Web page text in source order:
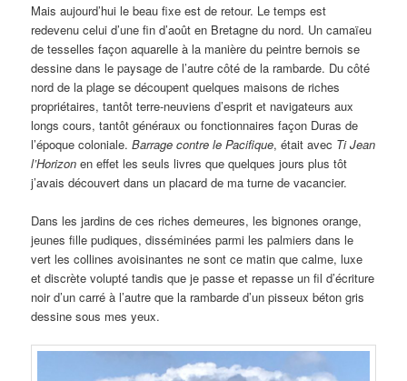
Mais aujourd’hui le beau fixe est de retour. Le temps est
redevenu celui d’une fin d’août en Bretagne du nord. Un camaïeu
de tesselles façon aquarelle à la manière du peintre bernois se
dessine dans le paysage de l’autre côté de la rambarde. Du côté
nord de la plage se découpent quelques maisons de riches
propriétaires, tantôt terre-neuviens d’esprit et navigateurs aux
longs cours, tantôt généraux ou fonctionnaires façon Duras de
l’époque coloniale.Barrage contre le Pacifique, était avec Ti Jean
l’Horizon en effet les seuls livres que quelques jours plus tôt
j’avais découvert dans un placard de ma turne de vacancier.
Dans les jardins de ces riches demeures, les bignones orange,
jeunes fille pudiques, disséminées parmi les palmiers dans le
vert les collines avoisinantes ne sont ce matin que calme, luxe
et discrète volupté tandis que je passe et repasse un fil d’écriture
noir d’un carré à l’autre que la rambarde d’un pisseux béton gris
dessine sous mes yeux.